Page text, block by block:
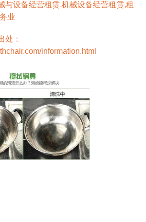
与设备经营租赁,机械设备经营租赁,租
业
处：
information.html